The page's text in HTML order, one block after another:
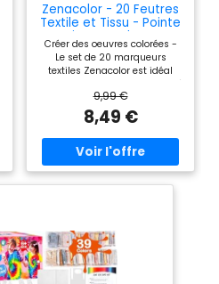
Zenacolor - 20 Feutres
Textile et Tissu - Pointe
Fine - Couleurs
Permanents
Créer des oeuvres colorées -
Le set de 20 marqueurs
textiles Zenacolor est idéal
pour ajouter votre personnalité
à n'importe quelle pièce :
vêtement, tote bag, tshirt,
chaussure. Marqueur textile
permanent - Non-toxique,
faite à base de pigments
riches, l'encre textile résiste à
la décoloration et passe à la
claires. Feutres textiles
permanents très facile à
utiliser - Le stylo textile
indélébile sèche rapidement
9,99 €
8,49 €